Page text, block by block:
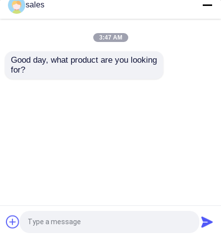
die
sales
3:47 AM
Good day, what product are you looking
for?